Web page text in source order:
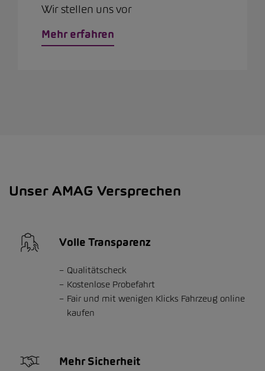
Wir stellen uns vor
Mehr erfahren
Unser AMAG Versprechen
Volle Transparenz
Qualitätscheck
Kostenlose Probefahrt
Fair und mit wenigen Klicks Fahrzeug online
kaufen
Mehr Sicherheit